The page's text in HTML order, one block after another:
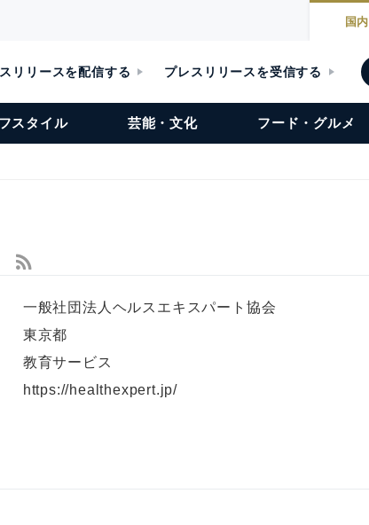
国内
リリースを配信する プレスリリースを受信する
スタイル 芸能・文化 フード・グルメ
一般社団法人ヘルスエキスパート協会
東京都
教育サービス
https://healthexpert.jp/